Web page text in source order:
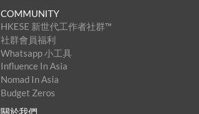
COMMUNITY
HKESE 新世代工作者社群™
社群會員福利
Whatsapp 小工具
Influence In Asia
Nomad In Asia
Budget Zeros
關於我們